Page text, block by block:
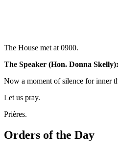
The House met at 0900.
The Speaker (Hon. Donna Skelly):
Now a moment of silence for inner
Let us pray.
Prières.
Orders of the Day